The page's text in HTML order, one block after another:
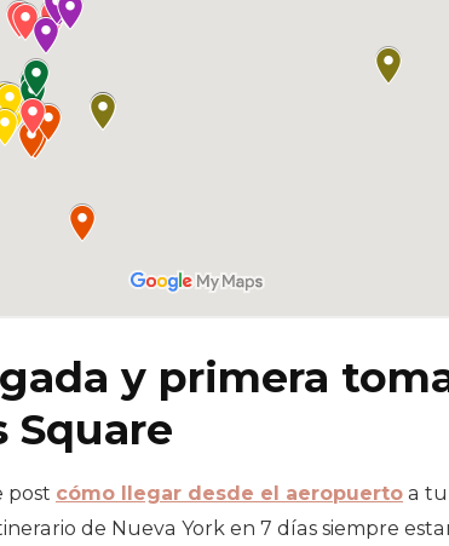
y primera
Square
post cómo llegar desde el aeropuerto a tu
de Nueva York en 7 días siempre